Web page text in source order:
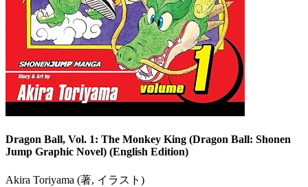
Dragon Ball, Vol. 1: The Monkey King (Dragon Ball: Shonen
Jump Graphic Novel) (English Edition)
Akira Toriyama (著, イラスト)